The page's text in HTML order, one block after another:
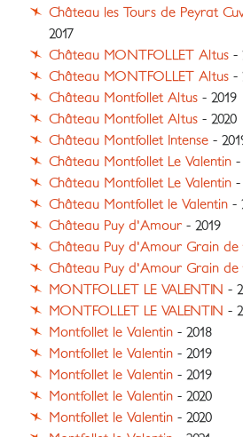
Château les Tours de Peyrat
2017
Château MONTFOLLET Altus -
Château MONTFOLLET Altus -
Château Montfollet Altus - 2019
Château Montfollet Altus - 2020
Château Montfollet Intense -
Château Montfollet Le Valentin -
Château Montfollet Le Valentin -
Château Montfollet le Valentin -
Château Puy d'Amour - 2019
Château Puy d'Amour Grain de
Château Puy d'Amour Grain de
MONTFOLLET LE VALENTIN -
MONTFOLLET LE VALENTIN -
Montfollet le Valentin - 2018
Montfollet le Valentin - 2019
Montfollet le Valentin - 2019
Montfollet le Valentin - 2020
Montfollet le Valentin - 2020